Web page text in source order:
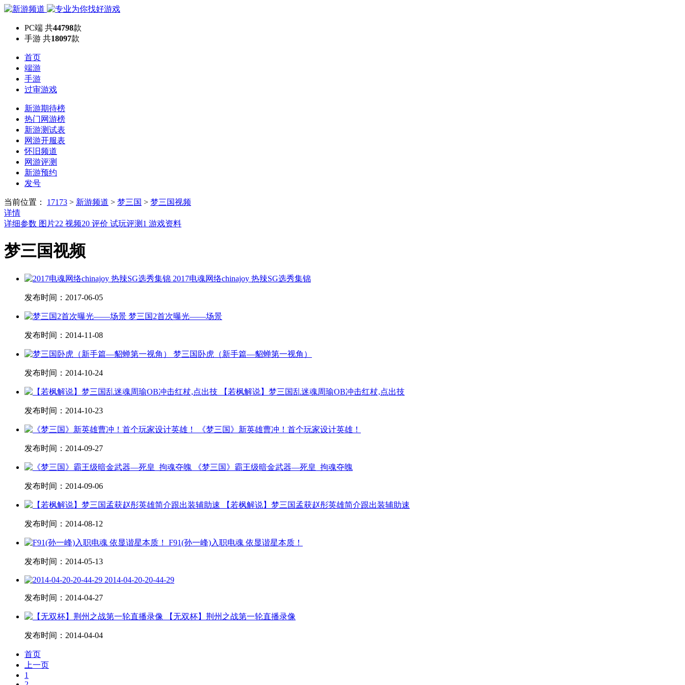
PC端 共44798款
手游 共18097款
首页
端游
手游
过审游戏
新游期待榜
热门网游榜
新游测试表
网游开服表
怀旧频道
网游评测
新游预约
发号
当前位置： 17173 > 新游频道 > 梦三国 > 梦三国视频
详情
详细参数 图片22 视频20 评价 试玩评测 1 游戏资料
梦三国视频
2017电魂网络chinajoy 热辣SG选秀集锦
发布时间： 2017-06-05
梦三国2首次曝光——场景
发布时间： 2014-11-08
梦三国卧虎（新手篇—貂蝉第一视角）
发布时间： 2014-10-24
【若枫解说】梦三国乱迷魂周瑜OB冲击红杖,点出技
发布时间： 2014-10-23
《梦三国》新英雄曹冲！首个玩家设计英雄！
发布时间： 2014-09-27
《梦三国》霸王级暗金武器—死皇_拘魂夺魄
发布时间： 2014-09-06
【若枫解说】梦三国孟获赵彤英雄简介跟出装辅助速
发布时间： 2014-08-12
F91(孙一峰)入职电魂 依显谐星本质！
发布时间： 2014-05-13
2014-04-20-20-44-29
发布时间： 2014-04-27
【无双杯】荆州之战第一轮直播录像
发布时间： 2014-04-04
首页
上一页
1